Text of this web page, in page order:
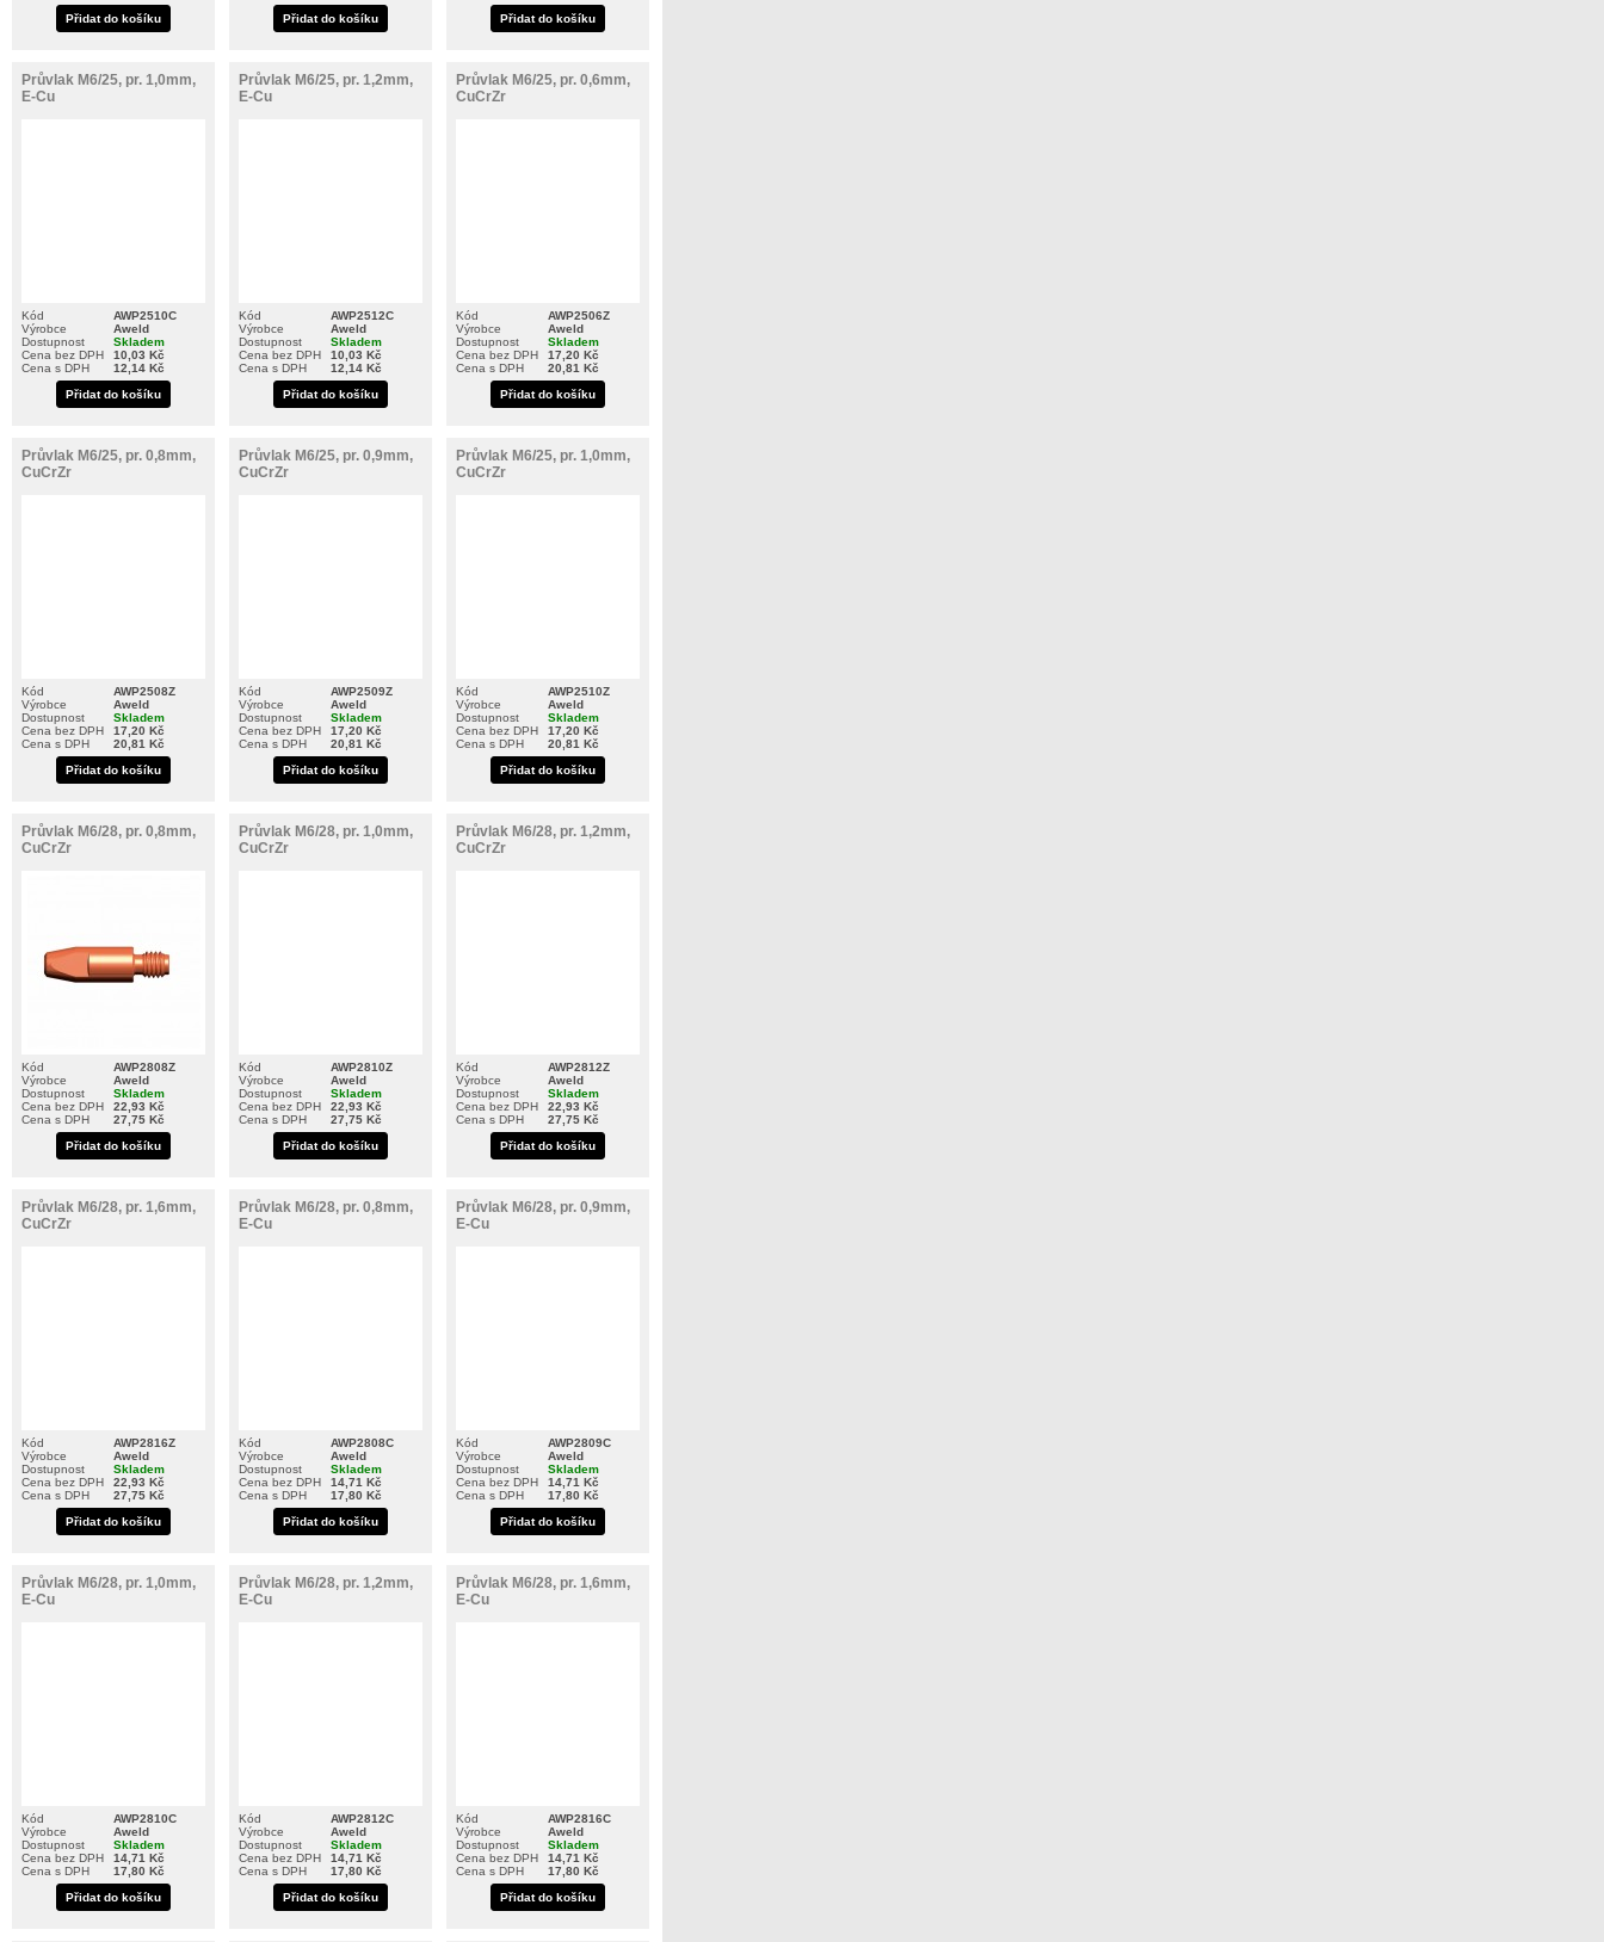
Přidat do košíku
Přidat do košíku
Přidat do košíku
Průvlak M6/25, pr. 1,0mm,
E-Cu
Kód
AWP2510C
Výrobce
Aweld
Dostupnost
Skladem
Cena bez DPH
10,03 Kč
Cena s DPH
12,14 Kč
Přidat do košíku
Průvlak M6/25, pr. 1,2mm,
E-Cu
Kód
AWP2512C
Výrobce
Aweld
Dostupnost
Skladem
Cena bez DPH
10,03 Kč
Cena s DPH
12,14 Kč
Přidat do košíku
Průvlak M6/25, pr. 0,6mm,
CuCrZr
Kód
AWP2506Z
Výrobce
Aweld
Dostupnost
Skladem
Cena bez DPH
17,20 Kč
Cena s DPH
20,81 Kč
Přidat do košíku
Průvlak M6/25, pr. 0,8mm,
CuCrZr
Kód
AWP2508Z
Výrobce
Aweld
Dostupnost
Skladem
Cena bez DPH
17,20 Kč
Cena s DPH
20,81 Kč
Přidat do košíku
Průvlak M6/25, pr. 0,9mm,
CuCrZr
Kód
AWP2509Z
Výrobce
Aweld
Dostupnost
Skladem
Cena bez DPH
17,20 Kč
Cena s DPH
20,81 Kč
Přidat do košíku
Průvlak M6/25, pr. 1,0mm,
CuCrZr
Kód
AWP2510Z
Výrobce
Aweld
Dostupnost
Skladem
Cena bez DPH
17,20 Kč
Cena s DPH
20,81 Kč
Přidat do košíku
Průvlak M6/28, pr. 0,8mm,
CuCrZr
Kód
AWP2808Z
Výrobce
Aweld
Dostupnost
Skladem
Cena bez DPH
22,93 Kč
Cena s DPH
27,75 Kč
Přidat do košíku
Průvlak M6/28, pr. 1,0mm,
CuCrZr
Kód
AWP2810Z
Výrobce
Aweld
Dostupnost
Skladem
Cena bez DPH
22,93 Kč
Cena s DPH
27,75 Kč
Přidat do košíku
Průvlak M6/28, pr. 1,2mm,
CuCrZr
Kód
AWP2812Z
Výrobce
Aweld
Dostupnost
Skladem
Cena bez DPH
22,93 Kč
Cena s DPH
27,75 Kč
Přidat do košíku
Průvlak M6/28, pr. 1,6mm,
CuCrZr
Kód
AWP2816Z
Výrobce
Aweld
Dostupnost
Skladem
Cena bez DPH
22,93 Kč
Cena s DPH
27,75 Kč
Přidat do košíku
Průvlak M6/28, pr. 0,8mm,
E-Cu
Kód
AWP2808C
Výrobce
Aweld
Dostupnost
Skladem
Cena bez DPH
14,71 Kč
Cena s DPH
17,80 Kč
Přidat do košíku
Průvlak M6/28, pr. 0,9mm,
E-Cu
Kód
AWP2809C
Výrobce
Aweld
Dostupnost
Skladem
Cena bez DPH
14,71 Kč
Cena s DPH
17,80 Kč
Přidat do košíku
Průvlak M6/28, pr. 1,0mm,
E-Cu
Kód
AWP2810C
Výrobce
Aweld
Dostupnost
Skladem
Cena bez DPH
14,71 Kč
Cena s DPH
17,80 Kč
Přidat do košíku
Průvlak M6/28, pr. 1,2mm,
E-Cu
Kód
AWP2812C
Výrobce
Aweld
Dostupnost
Skladem
Cena bez DPH
14,71 Kč
Cena s DPH
17,80 Kč
Přidat do košíku
Průvlak M6/28, pr. 1,6mm,
E-Cu
Kód
AWP2816C
Výrobce
Aweld
Dostupnost
Skladem
Cena bez DPH
14,71 Kč
Cena s DPH
17,80 Kč
Přidat do košíku